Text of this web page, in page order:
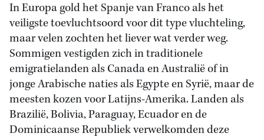
In Europa gold het Spanje van Franco als het
veiligste toevluchtsoord voor dit type vluchteling,
maar velen zochten het liever wat verder weg.
Sommigen vestigden zich in traditionele
emigratielanden als Canada en Australië of in
jonge Arabische naties als Egypte en Syrië, maar de
meesten kozen voor Latijns-Amerika. Landen als
Brazilië, Bolivia, Paraguay, Ecuador en de
Dominicaanse Republiek verwelkomden deze